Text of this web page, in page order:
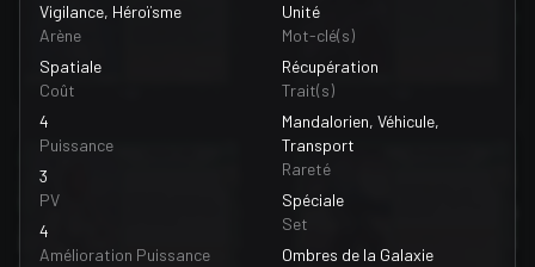
Vigilance, Héroïsme
Arène
Spatiale
Coût
4
Puissance
3
PV
4
Amélioration Puissance
Unité
Mot-clé(s)
Récupération
Trait(s)
Mandalorien, Véhicule,
Transport
Rareté
Spéciale
Set
Ombres de la Galaxie